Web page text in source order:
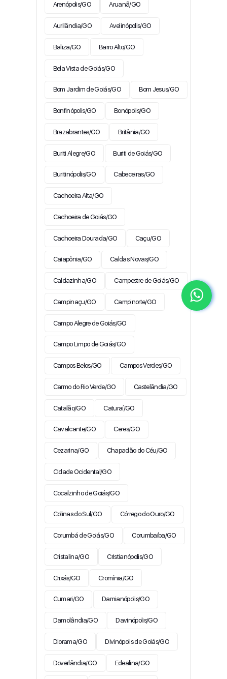
Arenópolis/GO Aruanã/GO
Aurilândia/GO Avelinópolis/GO
Baliza/GO Barro Alto/GO
Bela Vista de Goiás/GO
Bom Jardim de Goiás/GO Bom Jesus/GO
Bonfinópolis/GO Bonópolis/GO
Brazabrantes/GO Britânia/GO
Buriti Alegre/GO Buriti de Goiás/GO
Buritinópolis/GO Cabeceiras/GO
Cachoeira Alta/GO
Cachoeira de Goiás/GO
Cachoeira Dourada/GO Caçu/GO
Caiapônia/GO Caldas Novas/GO
Caldazinha/GO Campestre de Goiás/GO
Campinaçu/GO Campinorte/GO
Campo Alegre de Goiás/GO
Campo Limpo de Goiás/GO
Campos Belos/GO Campos Verdes/GO
Carmo do Rio Verde/GO Castelândia/GO
Catalão/GO Caturaí/GO
Cavalcante/GO Ceres/GO
Cezarina/GO Chapadão do Céu/GO
Cidade Ocidental/GO
Cocalzinho de Goiás/GO
Colinas do Sul/GO Córrego do Ouro/GO
Corumbá de Goiás/GO Corumbaíba/GO
Cristalina/GO Cristianópolis/GO
Crixás/GO Cromínia/GO
Cumari/GO Damianópolis/GO
Damolândia/GO Davinópolis/GO
Diorama/GO Divinópolis de Goiás/GO
Doverlândia/GO Edealina/GO